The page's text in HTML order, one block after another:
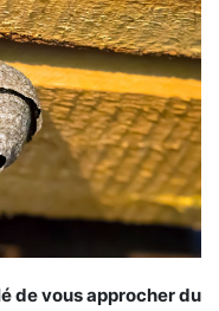
de vous approcher du